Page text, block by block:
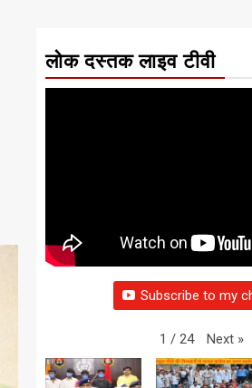
लोक दस्तक लाइव टीवी
Subscribe to my
1 / 24 Next »